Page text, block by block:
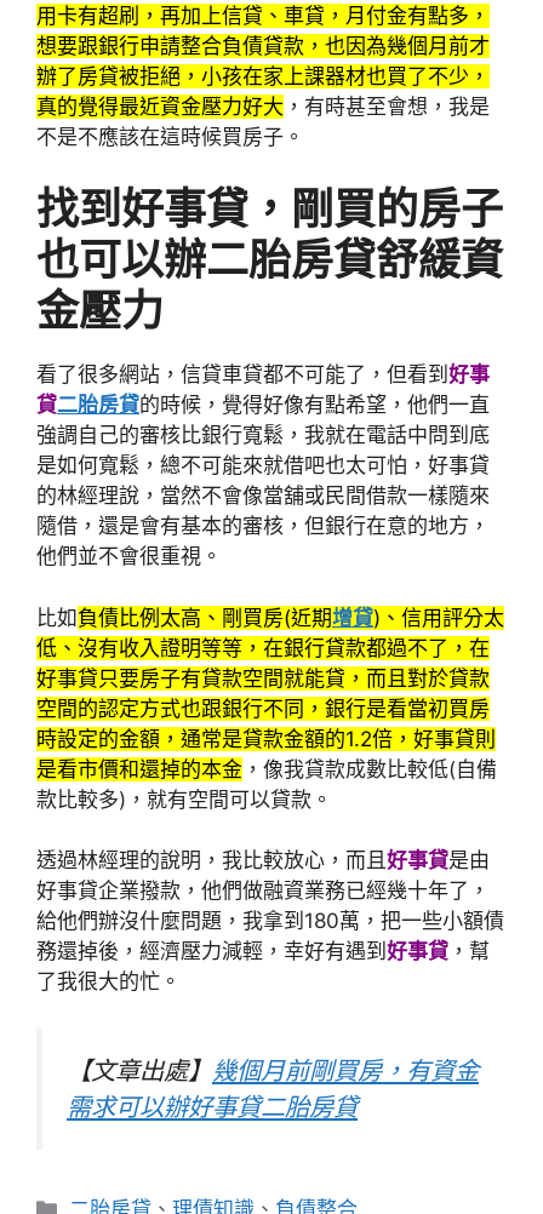
用卡有超刷，再加上信貸、車貸，月付金有點多，
想要跟銀行申請整合負債貸款，也因為幾個月前才
辦了房貸被拒絕，小孩在家上課器材也買了不少，
真的覺得最近資金壓力好大 ，有時甚至會想，我是
不是不應該在這時候買房子。
找到好事貸，剛買的房子
也可以辦二胎房貸舒緩資
金壓力
看了很多網站，信貸車貸都不可能了，但看到 好事
貸二胎房貸的時候，覺得好像有點希望，他們一直
強調自己的審核比銀行寬鬆，我就在電話中問到底
是如何寬鬆，總不可能來就借吧也太可怕，好事貸
的林經理說，當然不會像當舖或民間借款一樣隨來
隨借，還是會有基本的審核，但銀行在意的地方，
他們並不會很重視。
比如負債比例太高、剛買房(近期增貸)、信用評分太
低、沒有收入證明等等，在銀行貸款都過不了，在
好事貸只要房子有貸款空間就能貸，而且對於貸款
空間的認定方式也跟銀行不同，銀行是看當初買房
時設定的金額，通常是貸款金額的1.2倍，好事貸則
是看市價和還掉的本金 ，像我貸款成數比較低(自備
款比較多)，就有空間可以貸款。
透過林經理的說明，我比較放心，而且好事貸是由
好事貸企業撥款，他們做融資業務已經幾十年了，
給他們辦沒什麼問題，我拿到180萬，把一些小額債
務還掉後，經濟壓力減輕，幸好有遇到 好事貸 ，幫
了我很大的忙。
【文章出處】 幾個月前剛買房，有資金
需求可以辦好事貸二胎房貸
分
二胎房貸 、理債知識 、 負債整合